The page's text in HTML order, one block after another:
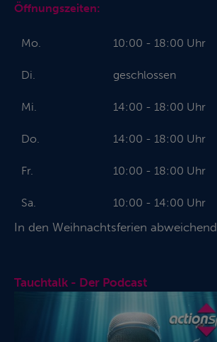
Öffnungszeiten:
Mo. 10:00 - 18:00 Uhr
Di. geschlossen
Mi. 14:00 - 18:00 Uhr
Do. 14:00 - 18:00 Uhr
Fr. 10:00 - 18:00 Uhr
Sa. 10:00 - 14:00 Uhr
In den Weihnachtsferien abweichend.
Tauchtalk - Der Podcast